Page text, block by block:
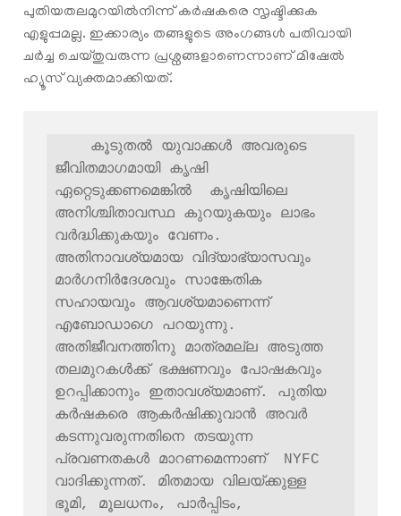
പുതിയതലമുറയില്‍നിന്ന് കര്‍ഷകരെ സൃഷ്ടിക്കുക
എളുപ്പമല്ല. ഇക്കാര്യം തങ്ങളുടെ അംഗങ്ങള്‍ പതിവായി
ചര്‍ച്ച ചെയ്തുവരുന്ന പ്രശ്നങ്ങളാണെന്നാണ് മിഷേൽ
ഹ്യൂസ് വ്യക്തമാക്കിയത്.
ജീവിതമാ‍ഗമായി കൃഷി
ഏറ്റെടുക്കണമെങ്കില്‍  കൃഷിയിലെ
അനിശ്ചിതാവസ്ഥ കുറയുകയും ലാഭം
വര്‍ദ്ധിക്കുകയും വേണം.
അതിനാവശ്യമായ വിദ്യാഭ്യാസവും
മാർഗനിർദേശവും സാങ്കേതിക
സഹായവും ആവശ്യമാണെന്ന്
എബോഡാഗെ പറയുന്നു.
അതിജീവനത്തിനു മാത്രമല്ല അടുത്ത
തലമുറകള്‍ക്ക് ഭക്ഷണവും പോഷകവും
ഉറപ്പിക്കാനും ഇതാവശ്യമാണ്. പുതിയ
കർഷകരെ ആകര്‍ഷിക്കുവാന്‍ അവര്‍
കടന്നുവരുന്നതിനെ തടയുന്ന
പ്രവണതകള്‍ മാറണമെന്നാണ്  NYFC
വാദിക്കുന്നത്. മിതമായ വിലയ്ക്കുള്ള
ഭൂമി, മൂലധനം, പാർപ്പിടം,